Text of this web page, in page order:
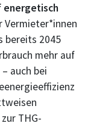
energetisch
Vermieter*innen
bereits 2045
mehr auf
auch bei
THG-